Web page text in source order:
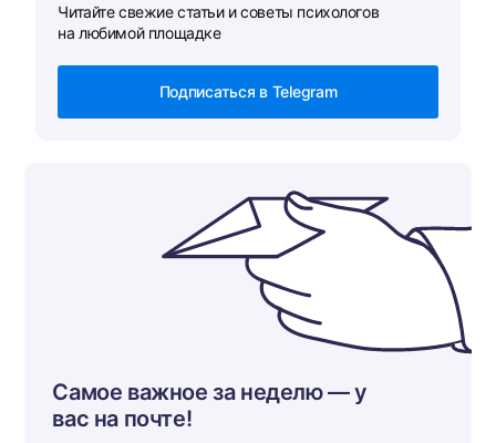
Читайте свежие статьи и советы психологов
на любимой площадке
Подписаться в Telegram
Самое важное за неделю — у
вас на почте!